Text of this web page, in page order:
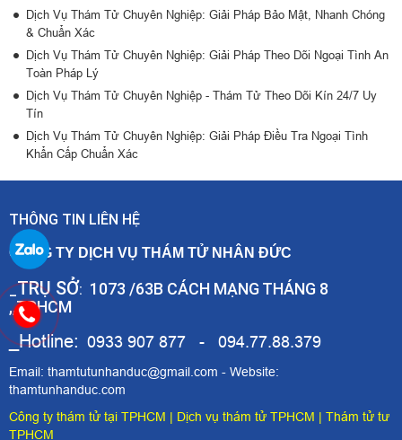
Dịch Vụ Thám Tử Chuyên Nghiệp: Giải Pháp Bảo Mật, Nhanh Chóng
& Chuẩn Xác
Dịch Vụ Thám Tử Chuyên Nghiệp: Giải Pháp Theo Dõi Ngoại Tình An
Toàn Pháp Lý
Dịch Vụ Thám Tử Chuyên Nghiệp - Thám Tử Theo Dõi Kín 24/7 Uy
Tín
Dịch Vụ Thám Tử Chuyên Nghiệp: Giải Pháp Điều Tra Ngoại Tình
Khẩn Cấp Chuẩn Xác
THÔNG TIN LIÊN HỆ
CÔNG TY DỊCH VỤ THÁM TỬ NHÂN ĐỨC
_TRỤ SỞ: 1073 /63B CÁCH MẠNG THÁNG 8
,,TPHCM
_Hotline: 0933 907 877 - 094.77.88.379
Email: thamtutunhanduc@gmail.com - Website:
thamtunhanduc.com
Công ty thám tử tại TPHCM | Dịch vụ thám tử TPHCM | Thám tử tư
TPHCM